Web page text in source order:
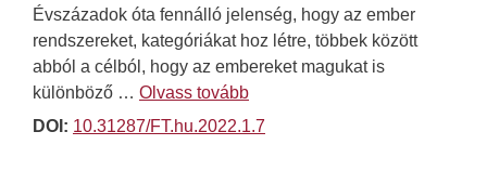
Évszázadok óta fennálló jelenség, hogy az ember
rendszereket, kategóriákat hoz létre, többek között
abból a célból, hogy az embereket magukat is
különböző … Olvass tovább
DOI: 10.31287/FT.hu.2022.1.7